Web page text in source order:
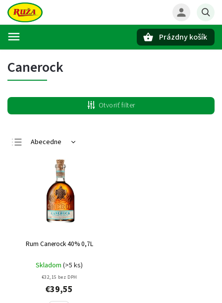
Prázdny košík
Canerock
Otvoriť filter
Abecedne
Najlacnejšie
Najdrahšie
Najpredávanejšie
Rum Canerock 40% 0,7L
Skladom (>5 ks)
€32,15 bez DPH
€39,55